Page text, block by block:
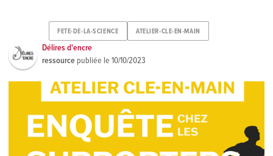
FETE-DE-LA-SCIENCE ATELIER-CLE-EN-MAIN
Délires d'encre
ressource publiée le10/10/2023